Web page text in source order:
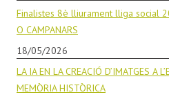
Finalistes 8è lliurament lliga social
O CAMPANARS
18/05/2026
LA IA EN LA CREACIÓ D’IMATGES A
MEMÒRIA HISTÒRICA